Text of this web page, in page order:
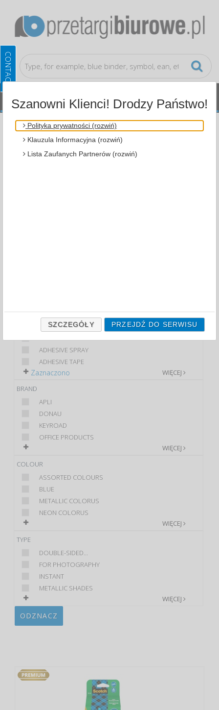
Small office accessories Glues
PRODUCT
UNIVERSAL GLUE
ADHESIVE PUTTY
ADHESIVE SPRAY
ADHESIVE TAPE
WIĘCEJ
Zaznaczono
BRAND
APLI
DONAU
KEYROAD
OFFICE PRODUCTS
WIĘCEJ
COLOUR
ASSORTED COLOURS
BLUE
METALLIC COLORUS
NEON COLORUS
WIĘCEJ
TYPE
DOUBLE-SIDED...
FOR PHOTOGRAPHY
INSTANT
METALLIC SHADES
WIĘCEJ
ODZNACZ
Szanowni Klienci! Drodzy Państwo!
Polityka prywatności (rozwiń)
Klauzula Informacyjna (rozwiń)
Lista Zaufanych Partnerów (rozwiń)
SZCZEGÓŁY PRZEJDŹ DO SERWISU